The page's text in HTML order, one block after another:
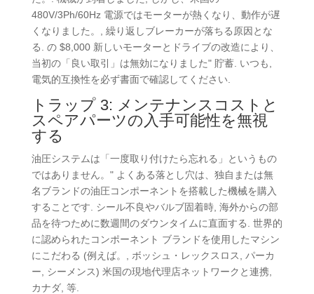
480V/3Ph/60Hz 電源ではモーターが熱くなり、動作が遅
くなりました。, 繰り返しブレーカーが落ちる原因とな
る. の $8,000 新しいモーターとドライブの改造により、
当初の「良い取引」は無効になりました" 貯蓄. いつも,
電気的互換性を必ず書面で確認してください.
トラップ 3: メンテナンスコストと
スペアパーツの入手可能性を無視
する
油圧システムは「一度取り付けたら忘れる」というもの
ではありません。" よくある落とし穴は、独自または無
名ブランドの油圧コンポーネントを搭載した機械を購入
することです. シール不良やバルブ固着時, 海外からの部
品を待つために数週間のダウンタイムに直面する. 世界的
に認められたコンポーネント ブランドを使用したマシン
にこだわる (例えば。, ボッシュ・レックスロス, パーカ
ー, シーメンス) 米国の現地代理店ネットワークと連携,
カナダ, 等.